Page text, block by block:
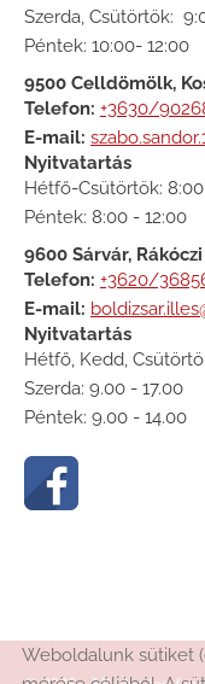
Szerda, Csütörtök:
Péntek: 10:00- 12:00
9500 Celldömölk,
Telefon: +3630/
E-mail:
Nyitvatartás
Hétfő-Csütörtök:
Péntek: 8:00 - 12:00
9600 Sárvár,
Telefon: +3620/
E-mail:
Nyitvatartás
Hétfő, Kedd,
Szerda: 9.00 - 17.00
Péntek: 9.00 - 14.00
Weboldalunk sütiket